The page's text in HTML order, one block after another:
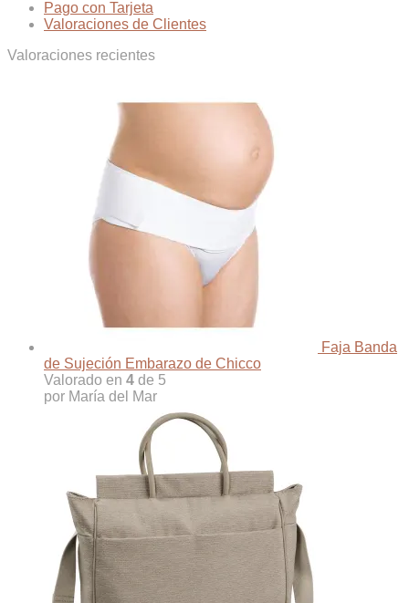
Pago con Tarjeta
Valoraciones de Clientes
Valoraciones recientes
Faja Banda
de Sujeción Embarazo de Chicco
Valorado en 4 de 5
por María del Mar